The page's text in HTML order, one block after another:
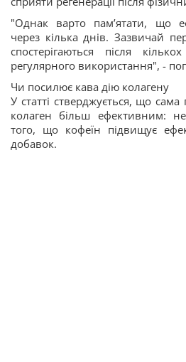
"Однак варто пам’ятати, що
через кілька днів. Зазвичай
спостерігаються після
регулярного використання", -
Чи посилює кава дію колагену
У статті стверджується, що
колаген більш ефективним:
того, що кофеїн підвищує
добавок.